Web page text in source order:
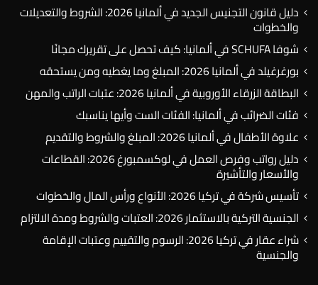
دليل قانون التجنيس الجديد في ألمانيا 2026: الشروط والتعديلات
والخطوات
شوفا SCHUFA في ألمانيا: كيف تحصل على تقريرك مجانًا
بورغرغيلد في ألمانيا 2026: المبلغ وما يغطيه ومن يستحقه
البطاقة الزرقاء الأوروبية في ألمانيا 2026: عتبات الراتب والمهن
فئات الضرائب في ألمانيا: الفئات الست وأيها يناسبك
علاوة الأطفال في ألمانيا 2026: المبلغ والشروط والتقديم
دليل رواتب وفرص العمل في لوكسمبورغ 2026: القطاعات
والأسعار والتأشيرة
تأسيس شركة في تركيا 2026: الأنواع ورأس المال والخطوات
الجنسية التركية بالاستثمار 2026: العتبات والشروط ومدة الالتزام
شراء عقار في تركيا 2026: الرسوم والتقييم وعتبات الإقامة
والجنسية